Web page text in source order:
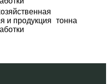
и продукция тонна